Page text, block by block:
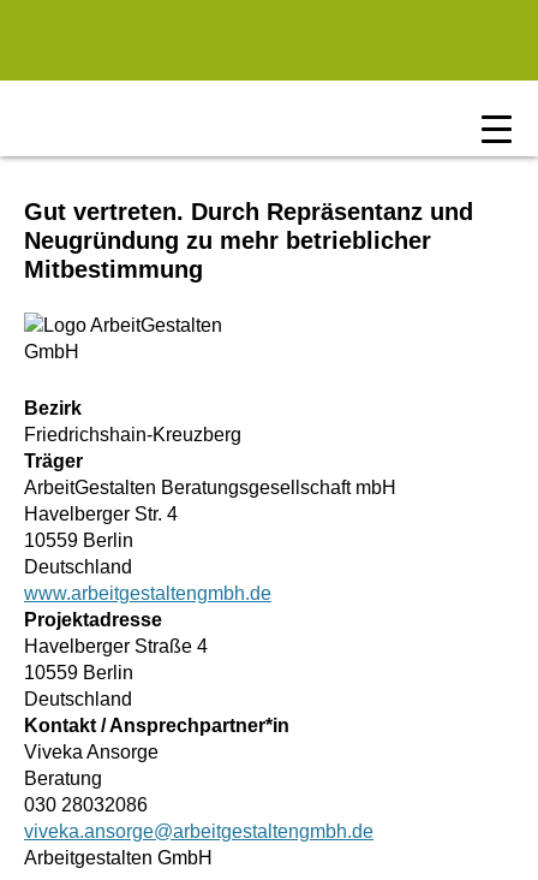
Gut vertreten. Durch Repräsentanz und
Neugründung zu mehr betrieblicher
Mitbestimmung
Bezirk
Friedrichshain-Kreuzberg
Träger
ArbeitGestalten Beratungsgesellschaft mbH
Havelberger Str. 4
10559 Berlin
Deutschland
www.arbeitgestaltengmbh.de
Projektadresse
Havelberger Straße 4
10559 Berlin
Deutschland
Kontakt / Ansprechpartner*in
Viveka Ansorge
Beratung
030 28032086
viveka.ansorge@arbeitgestaltengmbh.de
Arbeitgestalten GmbH